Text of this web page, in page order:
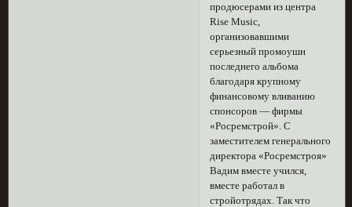
продюсерами из центра
Rise Music,
организовавшими
серьезный промоушн
последнего альбома
благодаря крупному
финансовому вливанию
спонсоров — фирмы
«Росремстрой». С
заместителем генерального
директора «Росремстроя»
Вадим вместе учился,
вместе работал в
стройотрядах. Так что